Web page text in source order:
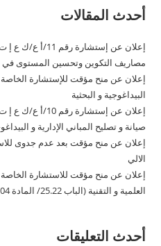
أحدث المقالات
مصاريف التكوين وتحسين المستوى في
إعلان عن منح مؤقت للإستشارة الخاصة
البيداغوجية و البحثية
صيانة و تصليح المباني الإدارية و
إعلان عن منح مؤقت بعد عدم جدوى
الالي
إعلان عن منح مؤقت للاستشارة
العلمية و التقنية (الباب 25.22/ المادة 04) (الدعم الإمدادي)
أحدث التعليقات